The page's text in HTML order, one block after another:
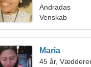
Andradas
Venskab
Maria
45 år,